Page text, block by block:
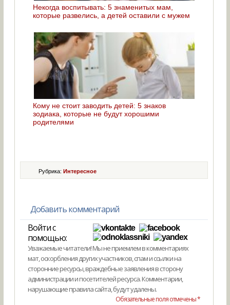
Некогда воспитывать: 5 знаменитых мам,
которые развелись, а детей оставили с мужем
Кому не стоит заводить детей: 5 знаков
зодиака, которые не будут хорошими
родителями
Рубрика:Интересное
Добавить комментарий
Войти с
помощью:
Уважаемые читатели! Мы не приемлем в комментариях
мат, оскорбления других участников, спам и ссылки на
сторонние ресурсы, враждебные заявления в сторону
администрации и посетителей ресурса. Комментарии,
нарушающие правила сайта, будут удалены.
Обязательные поля отмечены *